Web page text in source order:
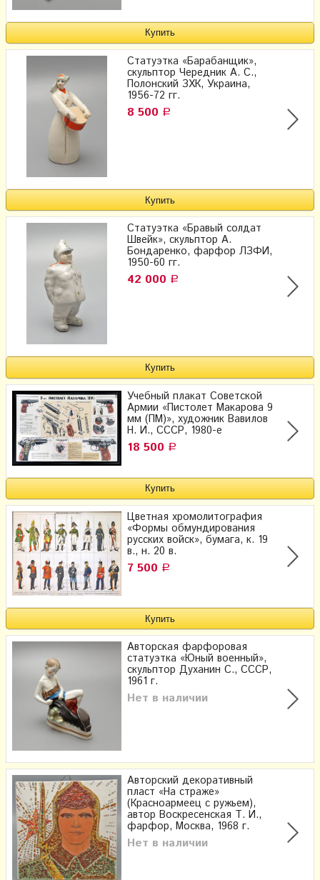
Статуэтка «Барабанщик»,
скульптор Чередник А. С.,
Полонский ЗХК, Украина,
1956-72 гг.
8 500 Р
Статуэтка «Бравый солдат
Швейк», скульптор А.
Бондаренко, фарфор ЛЗФИ,
1950-60 гг.
42 000 Р
Учебный плакат Советской
Армии «Пистолет Макарова 9
мм (ПМ)», художник Вавилов
Н. И., СССР, 1980-е
18 500 Р
Цветная хромолитография
«Формы обмундирования
русских войск», бумага, к. 19
в., н. 20 в.
7 500 Р
Авторская фарфоровая
статуэтка «Юный военный»,
скульптор Духанин С., СССР,
1961 г.
Нет в наличии
Авторский декоративный
пласт «На страже»
(Красноармеец с ружьем),
автор Воскресенская Т. И.,
фарфор, Москва, 1968 г.
Нет в наличии